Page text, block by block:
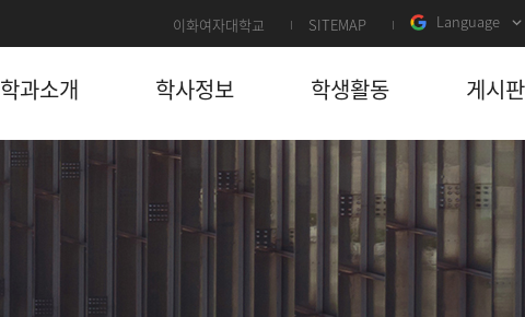
이화여자대학교 SITEMAP Language
학과소개 학사정보 학생활동 게시판